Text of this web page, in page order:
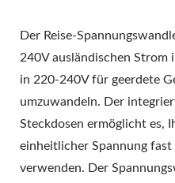
Der Reise-
240V ausländischen
in 220-240V für geerdete
umzuwandeln. Der
Steckdosen ermöglicht es,
einheitlicher Spannung
verwenden. Der